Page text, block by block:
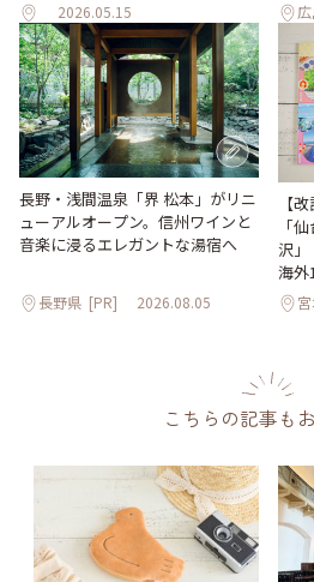
2026.05.15
長野・浅間温泉「界 松本」がリニ
ューアルオープン。信州ワインと
音楽に浸るエレガントな湯宿へ
長野県 [PR] 2026.08.05
【
「
沢」
海外
こちらの記事も